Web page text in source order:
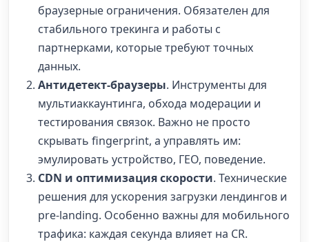
браузерные ограничения. Обязателен для
стабильного трекинга и работы с
партнерками, которые требуют точных
данных.
Антидетект-браузеры. Инструменты для
мультиаккаунтинга, обхода модерации и
тестирования связок. Важно не просто
скрывать fingerprint, а управлять им:
эмулировать устройство, ГЕО, поведение.
CDN и оптимизация скорости. Технические
решения для ускорения загрузки лендингов и
pre-landing. Особенно важны для мобильного
трафика: каждая секунда влияет на CR.